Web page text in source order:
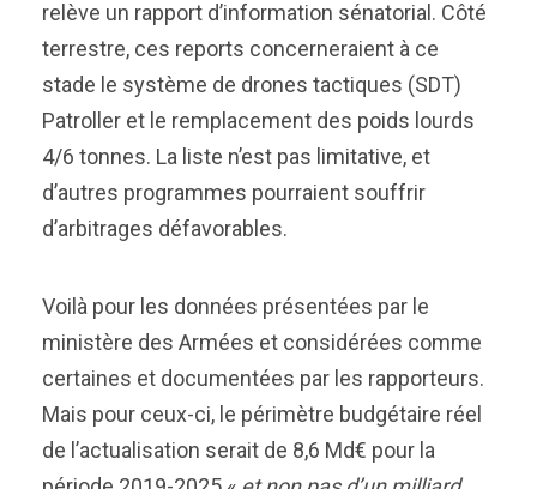
relève un rapport d’information sénatorial. Côté
terrestre, ces reports concerneraient à ce
stade le système de drones tactiques (SDT)
Patroller et le remplacement des poids lourds
4/6 tonnes. La liste n’est pas limitative, et
d’autres programmes pourraient souffrir
d’arbitrages défavorables.
Voilà pour les données présentées par le
ministère des Armées et considérées comme
certaines et documentées par les rapporteurs.
Mais pour ceux-ci, le périmètre budgétaire réel
de l’actualisation serait de 8,6 Md€ pour la